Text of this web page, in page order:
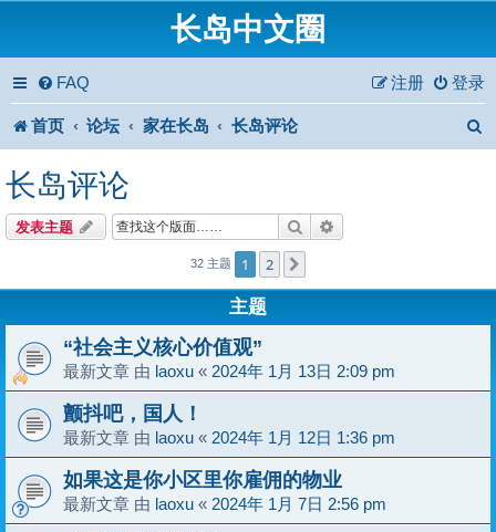
长岛中文圈
FAQ 登录
注册
首页 论坛 家在长岛 长岛评论
长岛评论
发表主题 搜索
32 主题 1 2
主题
“社会主义核心价值观”
最新文章 由 laoxu « 2024年 1月 13日 2:09 pm
颤抖吧，国人！
最新文章 由 laoxu « 2024年 1月 12日 1:36 pm
如果这是你小区里你雇佣的物业
最新文章 由 laoxu « 2024年 1月 7日 2:56 pm